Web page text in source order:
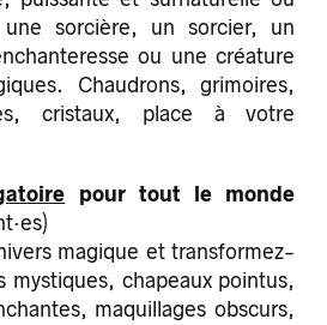
une sorcière, un sorcier, un
ou une créature
Chaudrons, grimoires,
cristaux, place à votre
pour tout le monde
magique et transformez-
mystiques, chapeaux pointus,
maquillages obscurs,